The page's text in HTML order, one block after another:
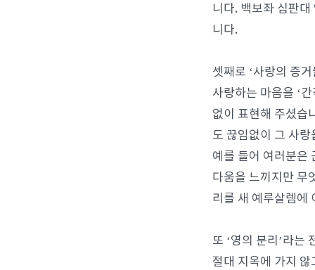
니다. 백보좌 심판
니다.
셋째로 ‘사랑의 증
사랑하는 마음을 ‘
없이 표현해 주셨습
도 끊임없이 그 사
예를 들어 여러분은
다움을 느끼지만 무
리를 새 예루살렘에
또 ‘영의 분리’라는
절대 지옥에 가지